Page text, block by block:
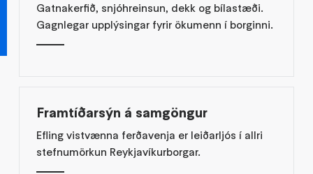
Gatnakerfið, snjóhreinsun, dekk og bílastæði.
Gagnlegar upplýsingar fyrir ökumenn í borginni.
Framtíðarsýn á samgöngur
Efling vistvænna ferðavenja er leiðarljós í allri
stefnumörkun Reykjavíkurborgar.